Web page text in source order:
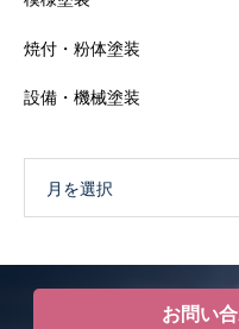
焼付・粉体塗装
設備・機械塗装
月を選択
お問い